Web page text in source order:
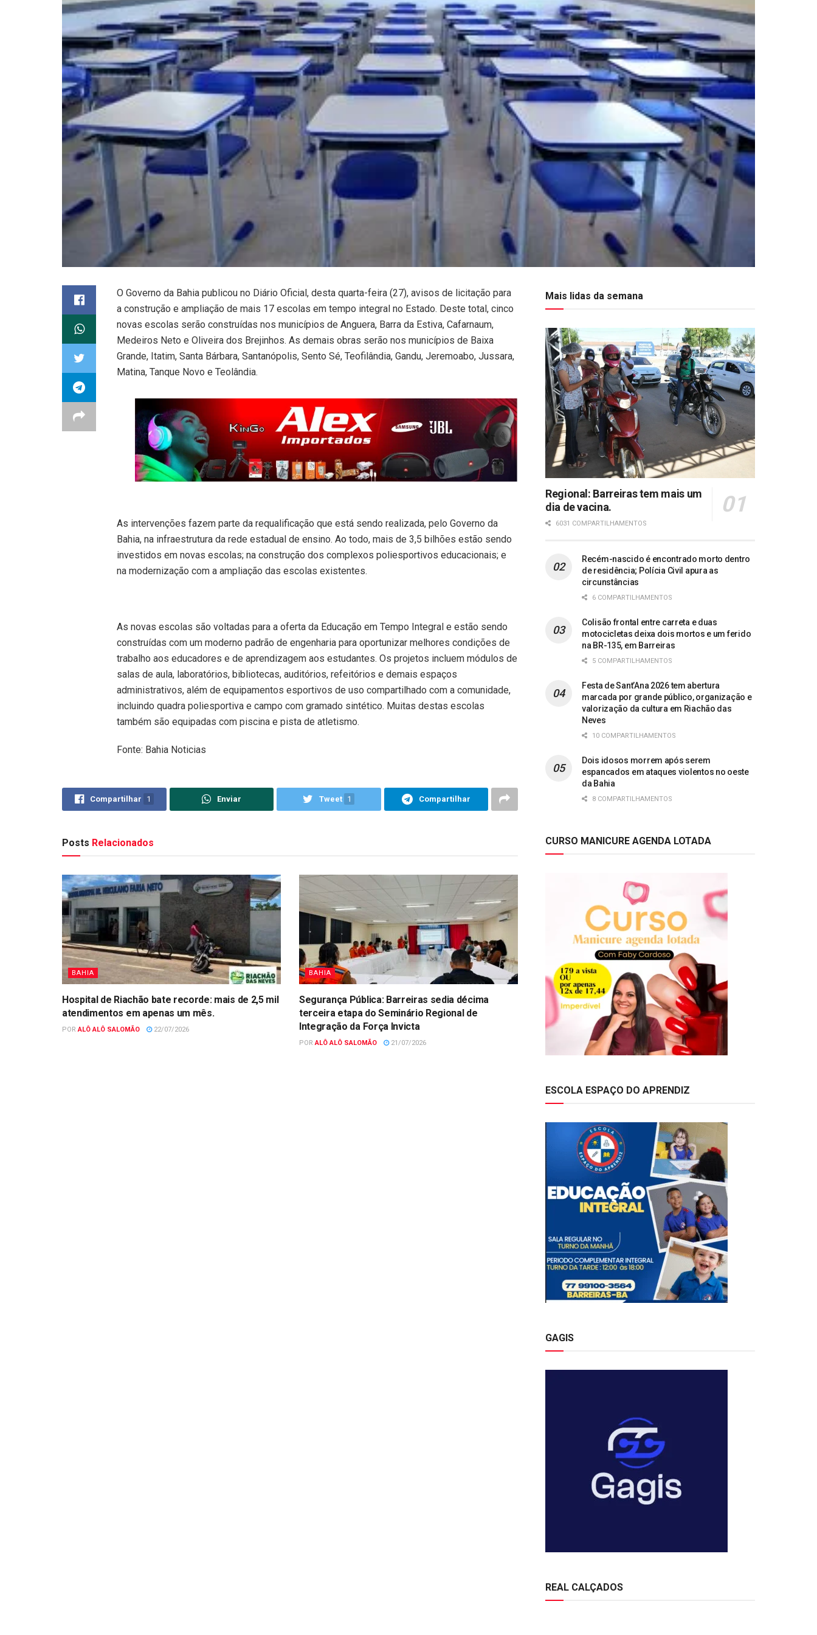
O Governo da Bahia publicou no Diário Oficial, desta quarta-feira (27), avisos de licitação para
a construção e ampliação de mais 17 escolas em tempo integral no Estado. Deste total, cinco
novas escolas serão construídas nos municípios de Anguera, Barra da Estiva, Cafarnaum,
Medeiros Neto e Oliveira dos Brejinhos. As demais obras serão nos municípios de Baixa
Grande, Itatim, Santa Bárbara, Santanópolis, Sento Sé, Teofilândia, Gandu, Jeremoabo, Jussara,
Matina, Tanque Novo e Teolândia.
As intervenções fazem parte da requalificação que está sendo realizada, pelo Governo da
Bahia, na infraestrutura da rede estadual de ensino. Ao todo, mais de 3,5 bilhões estão sendo
investidos em novas escolas; na construção dos complexos poliesportivos educacionais; e
na modernização com a ampliação das escolas existentes.
As novas escolas são voltadas para a oferta da Educação em Tempo Integral e estão sendo
construídas com um moderno padrão de engenharia para oportunizar melhores condições de
trabalho aos educadores e de aprendizagem aos estudantes. Os projetos incluem módulos de
salas de aula, laboratórios, bibliotecas, auditórios, refeitórios e demais espaços
administrativos, além de equipamentos esportivos de uso compartilhado com a comunidade,
incluindo quadra poliesportiva e campo com gramado sintético. Muitas destas escolas
também são equipadas com piscina e pista de atletismo.
Fonte: Bahia Noticias
Compartilhar 1 Enviar Tweet 1 Compartilhar
Posts Relacionados
BAHIA
Hospital de Riachão bate recorde: mais de 2,5 mil
atendimentos em apenas um mês.
POR ALÔ ALÔ SALOMÃO 22/07/2026
BAHIA
Segurança Pública: Barreiras sedia décima
terceira etapa do Seminário Regional de
Integração da Força Invicta
POR ALÔ ALÔ SALOMÃO 21/07/2026
Mais lidas da semana
Regional: Barreiras tem mais um
dia de vacina.
6031 COMPARTILHAMENTOS
Recém-nascido é encontrado morto dentro
de residência; Polícia Civil apura as
circunstâncias
6 COMPARTILHAMENTOS
Colisão frontal entre carreta e duas
motocicletas deixa dois mortos e um ferido
na BR-135, em Barreiras
5 COMPARTILHAMENTOS
Festa de Sant’Ana 2026 tem abertura
marcada por grande público, organização e
valorização da cultura em Riachão das
Neves
10 COMPARTILHAMENTOS
Dois idosos morrem após serem
espancados em ataques violentos no oeste
da Bahia
8 COMPARTILHAMENTOS
CURSO MANICURE AGENDA LOTADA
ESCOLA ESPAÇO DO APRENDIZ
GAGIS
REAL CALÇADOS